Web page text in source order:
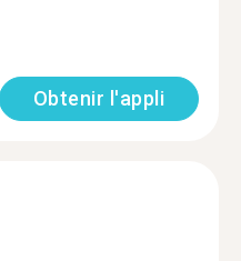
Obtenir l'appli